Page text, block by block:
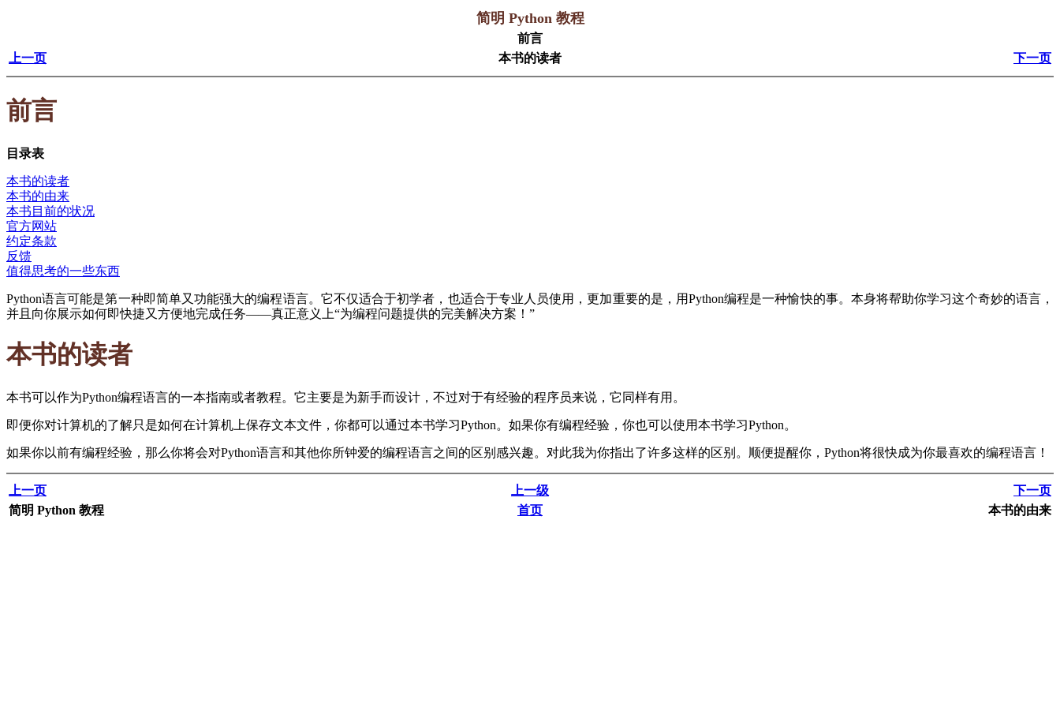
简明 Python 教程
前言
上一页
本书的读者 下一页
前言
目录表
本书的读者
本书的由来
本书目前的状况
官方网站
约定条款
反馈
值得思考的一些东西
Python语言可能是第一种即简单又功能强大的编程语言。它不仅适合于初学者，也适合于专业人员使用，更加重要的是，用Python编程是一种愉快的事。本身将帮助你学习这个奇妙的语言，
并且向你展示如何即快捷又方便地完成任务——真正意义上“为编程问题提供的完美解决方案！”
本书的读者
本书可以作为Python编程语言的一本指南或者教程。它主要是为新手而设计，不过对于有经验的程序员来说，它同样有用。
即便你对计算机的了解只是如何在计算机上保存文本文件，你都可以通过本书学习Python。如果你有编程经验，你也可以使用本书学习Python。
如果你以前有编程经验，那么你将会对Python语言和其他你所钟爱的编程语言之间的区别感兴趣。对此我为你指出了许多这样的区别。顺便提醒你，Python将很快成为你最喜欢的编程语言！
上一页 上一级
下一页
简明 Python 教程
首页 本书的由来